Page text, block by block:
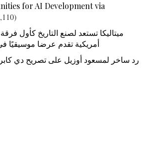
for AI Development via
ميتاليكا تستعد لصنع التاريخ كأول
أمريكية تقدم عرضا موسيقيًا
رد ساخر لمسعود أوزيل على تصريح دي